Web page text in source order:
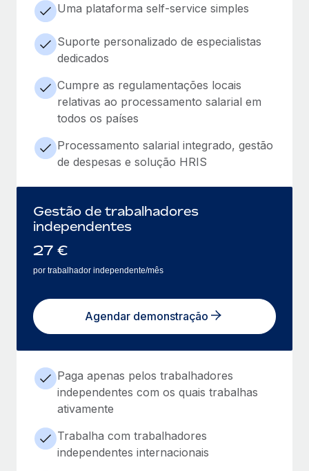
Uma plataforma self-service simples
Suporte personalizado de especialistas
dedicados
Cumpre as regulamentações locais
relativas ao processamento salarial em
todos os países
Processamento salarial integrado, gestão
de despesas e solução HRIS
Gestão de trabalhadores
independentes
27 €
por trabalhador independente/mês
Agendar demonstração
Paga apenas pelos trabalhadores
independentes com os quais trabalhas
ativamente
Trabalha com trabalhadores
independentes internacionais